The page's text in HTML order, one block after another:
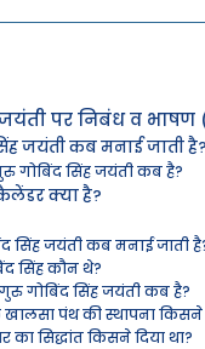
पर निबंध व भाषण
जयंती कब मनाई जाती है?
गोबिंद सिंह जयंती कब है?
क्या है?
सिंह जयंती कब मनाई जाती
सिंह कौन थे?
गोबिंद सिंह जयंती कब है?
पंथ की स्थापना किसने
का सिद्धांत किसने दिया था?